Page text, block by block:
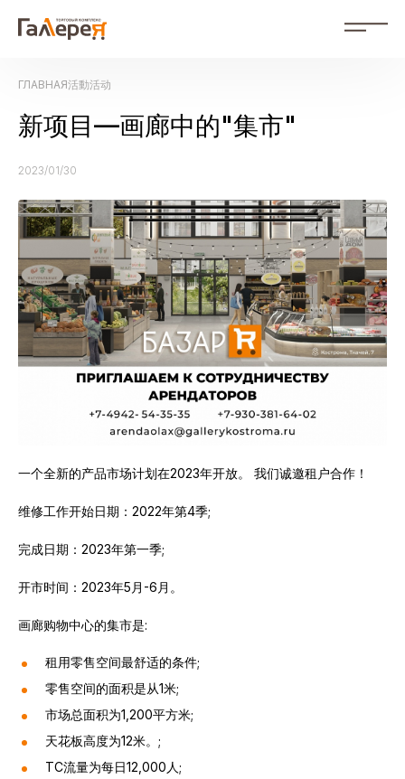
RU Russian
活動
商店
購物中心佈局
公司簡介
照片庫
聯絡方式
對於廣告商
科斯特罗马的人口密度
科斯特罗马，特卡奇街，7 号楼,
TC 营业时间
GM Admiral 从 9:00 到 22:00
购物街营业时间为10:00至21:00
ГЛАВНАЯ活動活动
新项目—画廊中的"集市"
2023/01/30
一个全新的产品市场计划在2023年开放。 我们诚邀租户合作！
维修工作开始日期：2022年第4季;
完成日期：2023年第一季;
开市时间：2023年5月-6月。
画廊购物中心的集市是:
租用零售空间最舒适的条件;
零售空间的面积是从1米;
市场总面积为1,200平方米;
天花板高度为12米。;
TC流量为每日12,000人;